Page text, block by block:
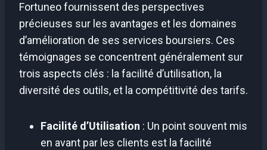
Fortuneo fournissent des perspectives
précieuses sur les avantages et les domaines
d’amélioration de ses services boursiers. Ces
témoignages se concentrent généralement sur
trois aspects clés : la facilité d’utilisation, la
diversité des outils, et la compétitivité des tarifs.
Facilité d’Utilisation : Un point souvent mis
en avant par les clients est la facilité